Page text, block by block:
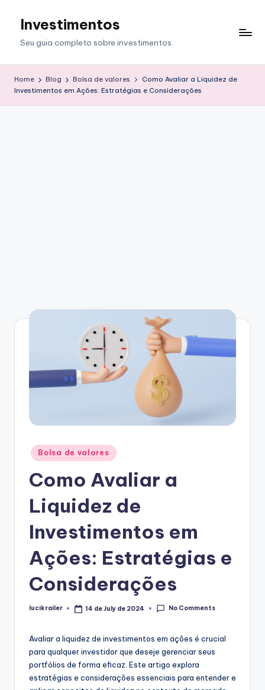
Investimentos
Seu guia completo sobre investimentos.
Home Blog Bolsa de valores
Como Avaliar a Liquidez de
Investimentos em Ações: Estratégias e Considerações
Posted
in
Bolsa de valores
Como Avaliar a
Liquidez de
Investimentos em
Ações: Estratégias e
Considerações
Posted
lucikrailer 14 de July de 2024 No Comments
Avaliar a liquidez de investimentos em ações é crucial
para qualquer investidor que deseje gerenciar seus
portfólios de forma eficaz. Este artigo explora
estratégias e considerações essenciais para entender e